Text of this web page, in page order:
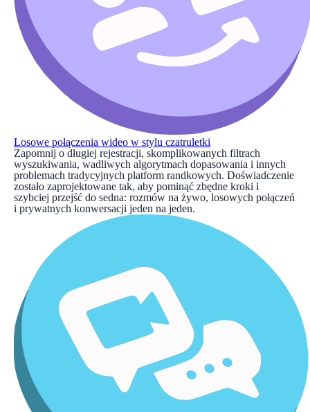
Losowe połączenia wideo w stylu czatruletki
Zapomnij o długiej rejestracji, skomplikowanych filtrach
wyszukiwania, wadliwych algorytmach dopasowania i innych
problemach tradycyjnych platform randkowych. Doświadczenie
zostało zaprojektowane tak, aby pominąć zbędne kroki i
szybciej przejść do sedna: rozmów na żywo, losowych połączeń
i prywatnych konwersacji jeden na jeden.